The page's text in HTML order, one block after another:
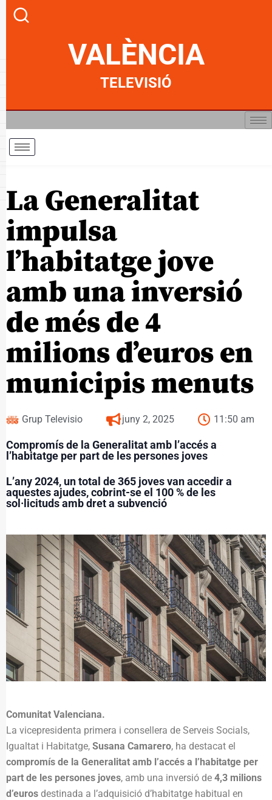
VALÈNCIA
TELEVISIÓ
La Generalitat
impulsa
l’habitatge jove
amb una inversió
de més de 4
milions d’euros en
municipis menuts
Grup Televisio juny 2, 2025 11:50 am
Compromís de la Generalitat amb l’accés a
l’habitatge per part de les persones joves
L’any 2024, un total de 365 joves van accedir a
aquestes ajudes, cobrint-se el 100 % de les
sol·licituds amb dret a subvenció
Comunitat Valenciana.
La vicepresidenta primera i consellera de Serveis Socials,
Igualtat i Habitatge, Susana Camarero, ha destacat el
compromís de la Generalitat amb l’accés a l’habitatge per
part de les persones joves, amb una inversió de 4,3 milions
d’euros destinada a l’adquisició d’habitatge habitual en